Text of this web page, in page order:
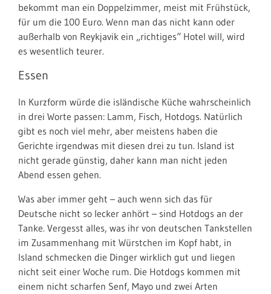
bekommt man ein Doppelzimmer, meist mit Frühstück,
für um die 100 Euro. Wenn man das nicht kann oder
außerhalb von Reykjavik ein „richtiges“ Hotel will, wird
es wesentlich teurer.
Essen
In Kurzform würde die isländische Küche wahrscheinlich
in drei Worte passen: Lamm, Fisch, Hotdogs. Natürlich
gibt es noch viel mehr, aber meistens haben die
Gerichte irgendwas mit diesen drei zu tun. Island ist
nicht gerade günstig, daher kann man nicht jeden
Abend essen gehen.
Was aber immer geht – auch wenn sich das für
Deutsche nicht so lecker anhört – sind Hotdogs an der
Tanke. Vergesst alles, was ihr von deutschen Tankstellen
im Zusammenhang mit Würstchen im Kopf habt, in
Island schmecken die Dinger wirklich gut und liegen
nicht seit einer Woche rum. Die Hotdogs kommen mit
einem nicht scharfen Senf, Mayo und zwei Arten